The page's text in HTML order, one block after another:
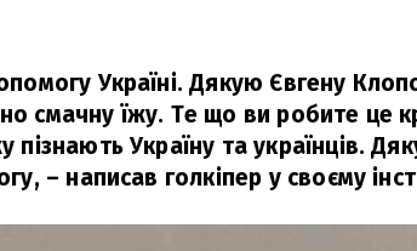
Україні. Дякую Євгену
смачну їжу. Те що ви робите це
пізнають Україну та українців.
– написав голкіпер у своєму